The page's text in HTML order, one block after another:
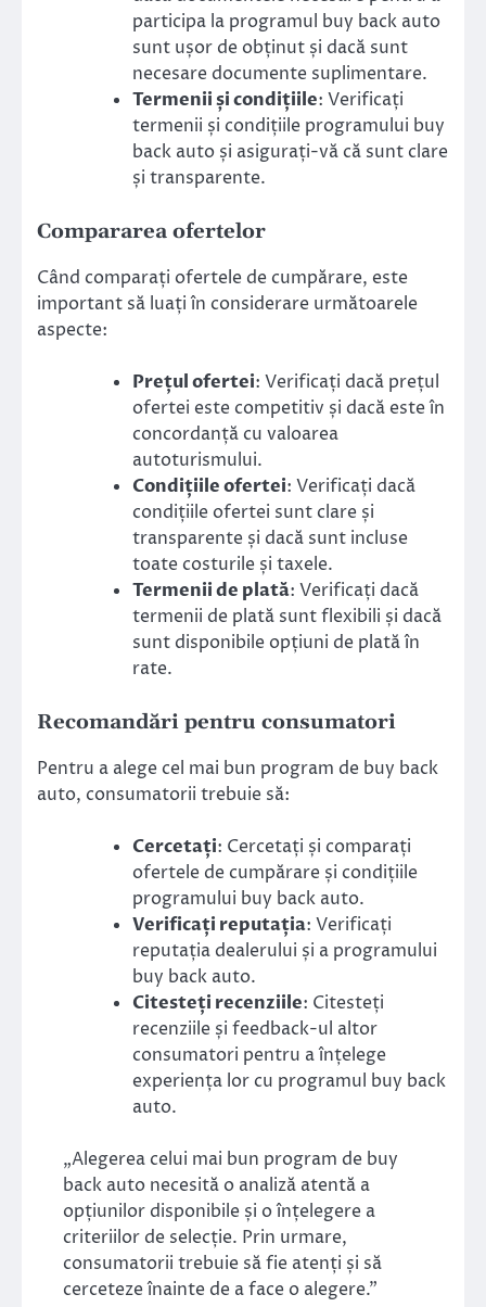
participa la programul buy back auto
sunt ușor de obținut și dacă sunt
necesare documente suplimentare.
Termenii și condițiile: Verificați
termenii și condițiile programului buy
back auto și asigurați-vă că sunt clare
și transparente.
Compararea ofertelor
Când comparați ofertele de cumpărare, este
important să luați în considerare următoarele
aspecte:
Prețul ofertei: Verificați dacă prețul
ofertei este competitiv și dacă este în
concordanță cu valoarea
autoturismului.
Condițiile ofertei: Verificați dacă
condițiile ofertei sunt clare și
transparente și dacă sunt incluse
toate costurile și taxele.
Termenii de plată: Verificați dacă
termenii de plată sunt flexibili și dacă
sunt disponibile opțiuni de plată în
rate.
Recomandări pentru consumatori
Pentru a alege cel mai bun program de buy back
auto, consumatorii trebuie să:
Cercetați: Cercetați și comparați
ofertele de cumpărare și condițiile
programului buy back auto.
Verificați reputația: Verificați
reputația dealerului și a programului
buy back auto.
Citesteți recenziile: Citesteți
recenziile și feedback-ul altor
consumatori pentru a înțelege
experiența lor cu programul buy back
auto.
„Alegerea celui mai bun program de buy
back auto necesită o analiză atentă a
opțiunilor disponibile și o înțelegere a
criteriilor de selecție. Prin urmare,
consumatorii trebuie să fie atenți și să
cerceteze înainte de a face o alegere.”